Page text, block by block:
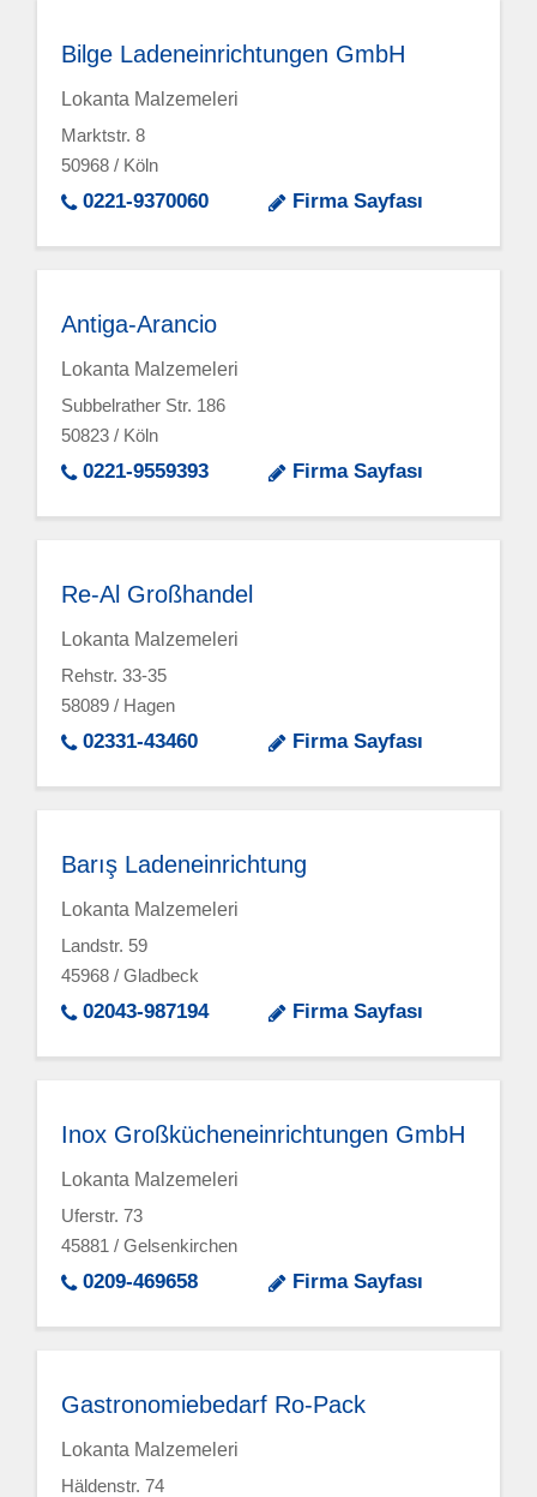
Bilge Ladeneinrichtungen GmbH
Lokanta Malzemeleri
Marktstr. 8
50968 / Köln
0221-9370060 Firma Sayfası
Antiga-Arancio
Lokanta Malzemeleri
Subbelrather Str. 186
50823 / Köln
0221-9559393 Firma Sayfası
Re-Al Großhandel
Lokanta Malzemeleri
Rehstr. 33-35
58089 / Hagen
02331-43460 Firma Sayfası
Barış Ladeneinrichtung
Lokanta Malzemeleri
Landstr. 59
45968 / Gladbeck
02043-987194 Firma Sayfası
Inox Großkücheneinrichtungen GmbH
Lokanta Malzemeleri
Uferstr. 73
45881 / Gelsenkirchen
0209-469658 Firma Sayfası
Gastronomiebedarf Ro-Pack
Lokanta Malzemeleri
Häldenstr. 74